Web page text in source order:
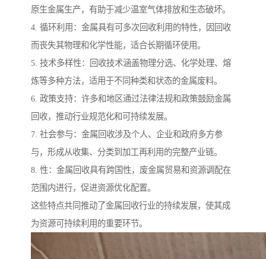
原生金属生产，有助于减少温室气体排放和生态破坏。
4. 循环利用：金属具有可多次回收利用的特性，因回收
而丧失其物理和化学性能，适合长期循环使用。
5. 技术多样性：回收技术涵盖物理分选、化学处理、熔
炼等多种方法，适用于不同种类和状态的金属废料。
6. 政策支持：许多和地区通过法律法规和政策鼓励金属
回收，推动行业规范化和可持续发展。
7. 社会参与：金属回收涉及个人、企业和政府多方参
与，形成从收集、分类到加工再利用的完整产业链。
8. 性：金属回收具有跨国性，废金属贸易和资源调配在
范围内进行，促进资源优化配置。
这些特点共同推动了金属回收行业的持续发展，使其成
为资源可持续利用的重要环节。